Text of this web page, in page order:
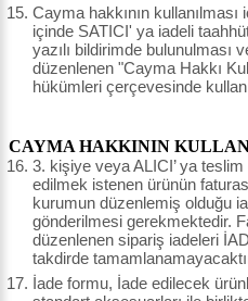
Cayma hakkının
içinde SATICI' ya iadeli
yazılı bildirimde bulunulması
düzenlenen "Cayma Hakkı
hükümleri çerçevesinde
CAYMA HAKKININ
3. kişiye veya ALICI’ ya
edilmek istenen ürünün
kurumun düzenlemiş olduğu
gönderilmesi gerekmektedir.
düzenlenen sipariş iadeleri
takdirde
İade formu, İade edilecek